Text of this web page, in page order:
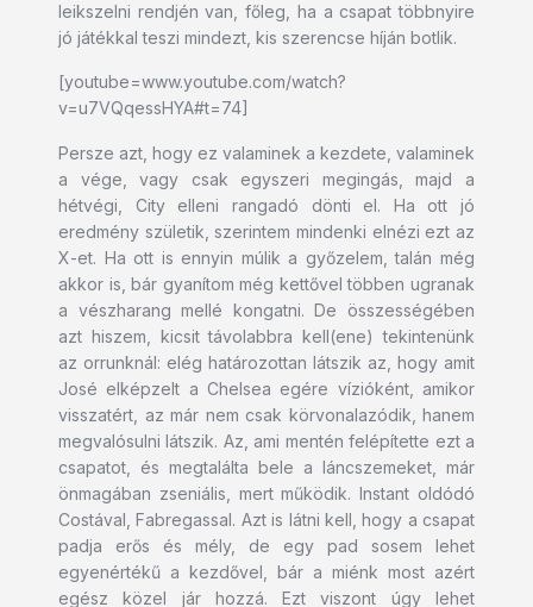
leikszelni rendjén van, főleg, ha a csapat többnyire
jó játékkal teszi mindezt, kis szerencse híján botlik.
[youtube=www.youtube.com/watch?
v=u7VQqessHYA#t=74]
Persze azt, hogy ez valaminek a kezdete, valaminek
a vége, vagy csak egyszeri megingás, majd a
hétvégi, City elleni rangadó dönti el. Ha ott jó
eredmény születik, szerintem mindenki elnézi ezt az
X-et. Ha ott is ennyin múlik a győzelem, talán még
akkor is, bár gyanítom még kettővel többen ugranak
a vészharang mellé kongatni. De összességében
azt hiszem, kicsit távolabbra kell(ene) tekintenünk
az orrunknál: elég határozottan látszik az, hogy amit
José elképzelt a Chelsea egére vízióként, amikor
visszatért, az már nem csak körvonalazódik, hanem
megvalósulni látszik. Az, ami mentén felépítette ezt a
csapatot, és megtalálta bele a láncszemeket, már
önmagában zseniális, mert működik. Instant oldódó
Costával, Fabregassal. Azt is látni kell, hogy a csapat
padja erős és mély, de egy pad sosem lehet
egyenértékű a kezdővel, bár a miénk most azért
egész közel jár hozzá. Ezt viszont úgy lehet